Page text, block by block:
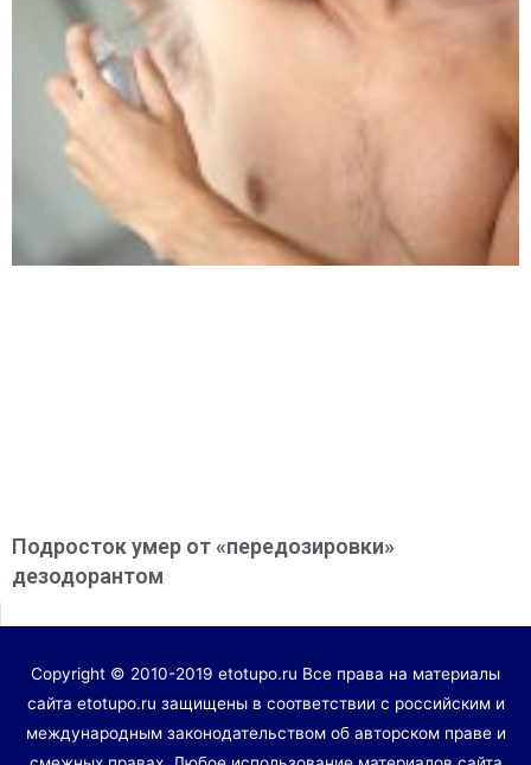
Подросток умер от «передозировки»
дезодорантом
Copyright © 2010-2019 etotupo.ru Все права на материалы
сайта etotupo.ru защищены в соответствии с российским и
международным законодательством об авторском праве и